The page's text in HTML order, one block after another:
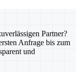
Partner?
Anfrage bis zum
und